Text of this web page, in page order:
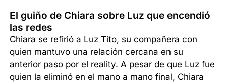
El guiño de Chiara sobre Luz que encendió
las redes
Chiara se refirió a Luz Tito, su compañera con
quien mantuvo una relación cercana en su
anterior paso por el reality. A pesar de que Luz fue
quien la eliminó en el mano a mano final, Chiara